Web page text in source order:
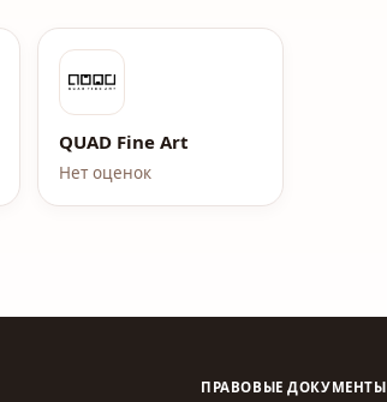
QUAD Fine Art
Нет оценок
ПРАВОВЫЕ ДОКУМЕНТЫ